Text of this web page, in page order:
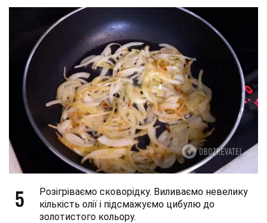
5
Розігріваємо сковорідку. Виливаємо невелику
кількість олії і підсмажуємо цибулю до
золотистого кольору.